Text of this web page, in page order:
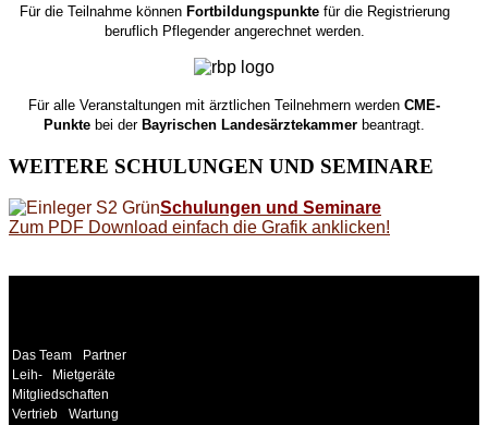
Für die Teilnahme könnenFortbildungspunktefür die Registrierung
beruflich Pflegender angerechnet werden.
Für alle Veranstaltungen mit ärztlichen Teilnehmern werdenCME-
Punkte bei derBayrischen Landesärztekammer beantragt.
WEITERE SCHULUNGEN UND SEMINARE
Schulungen und Seminare
Zum PDF Download einfach die Grafik anklicken!
Das Team
Partner
Leih-
Mietgeräte
Mitgliedschaften
Vertrieb
Wartung